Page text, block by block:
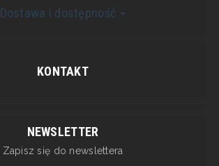
Dostawa i dostępność
KONTAKT
NEWSLETTER
Zapisz się do newslettera